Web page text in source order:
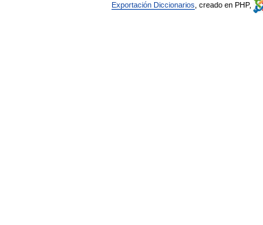
Exportación Diccionarios , creado en PHP,